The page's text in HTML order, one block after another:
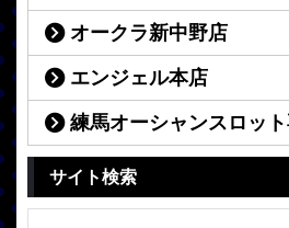
オークラ新中野店
エンジェル本店
練馬オーシャンスロッ
サイト検索